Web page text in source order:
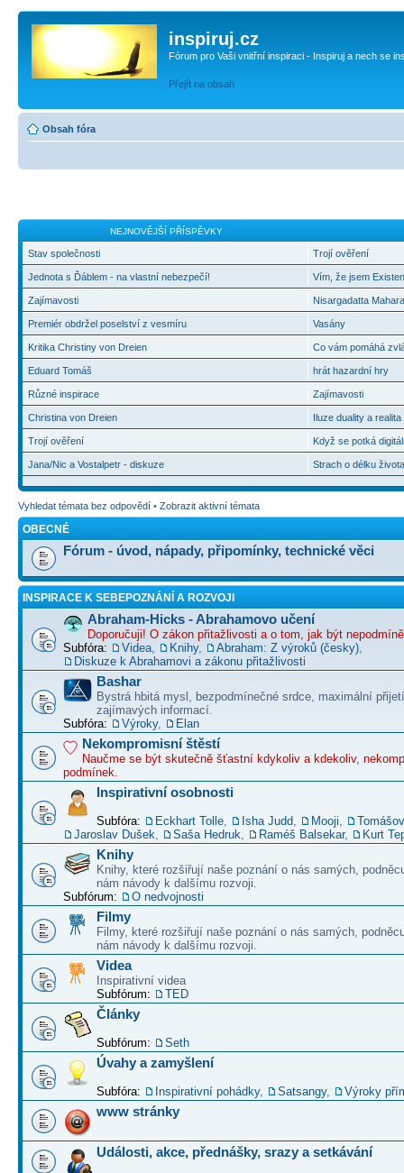
inspiruj.cz
Fórum pro Vaši vnitřní inspiraci - Inspiruj a nech se
Přejít na obsah
Obsah fóra
NEJNOVĚJŠÍ PŘÍSPĚVKY
Stav společnosti
Jednota s Ďáblem - na vlastní nebezpečí!
Zajímavosti
Premiér obdržel poselství z vesmíru
Kritika Christiny von Dreien
Eduard Tomáš
Různé inspirace
Christina von Dreien
Trojí ověření
Jana/Nic a Vostalpetr - diskuze
Trojí ověření
Vím, že jsem
Nisargadatta
Vasány
Co vám pomáhá
hrát hazardní hry
Zajímavosti
Iluze duality a
Když se potká
Strach o délku
Vyhledat témata bez odpovědí • Zobrazit aktivní témata
OBECNÉ
Fórum - úvod, nápady, připomínky, technické věci
INSPIRACE K SEBEPOZNÁNÍ A ROZVOJI
Abraham-Hicks - Abrahamovo učení
Doporučuji! O zákon přitažlivosti a o tom, jak být
Subfóra:
Videa Knihy, Abraham: Z výroků (česky)
Diskuze k Abrahamovi a zákonu přitažlivosti
Bashar
Bystrá hbitá mysl, bezpodmínečné srdce, maximální
zajímavých informací.
Subfóra:
Výroky, Elan
Nekompromisní štěstí
Naučme se být skutečně šťastní kdykoliv a kdekoliv,
podmínek.
Inspirativní osobnosti
Subfóra: Eckhart Tolle Isha Judd Mooji
Jaroslav Dušek
Saša Hedruk Raméš Balsekar, Kurt
Knihy
Knihy, které rozšiřují naše poznání o nás samých,
nám návody k dalšímu rozvoji.
Subfórum:
O nedvojnosti
Filmy
Filmy, které rozšiřují naše poznání o nás samých,
nám návody k dalšímu rozvoji.
Videa
Inspirativní videa
Subfórum:
TED
Články
Subfórum: Seth
Úvahy a zamyšlení
Subfóra: Inspirativní pohádky, Satsangy, Výroky
www stránky
Události, akce, přednášky, srazy a setkávání